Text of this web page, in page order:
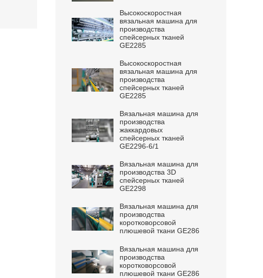
Высокоскоростная
вязальная машина для
производства
спейсерных тканей
GE2285
Высокоскоростная
вязальная машина для
производства
спейсерных тканей
GE2285
Вязальная машина для
производства
жаккардовых
спейсерных тканей
GE2296-6/1
Вязальная машина для
производства 3D
спейсерных тканей
GE2298
Вязальная машина для
производства
коротковорсовой
плюшевой ткани GE286
Вязальная машина для
производства
коротковорсовой
плюшевой ткани GE286